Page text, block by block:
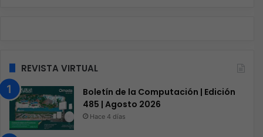
REVISTA VIRTUAL
Boletín de la Computación | Edición
485 | Agosto 2026
Hace 4 días